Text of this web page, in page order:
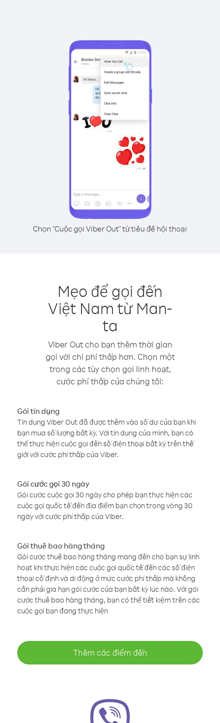
Chọn "Cuộc gọi Viber Out" từ tiêu đề hội thoại
Mẹo để gọi đến
Việt Nam từ Man-
ta
Viber Out cho bạn thêm thời gian
gọi với chi phí thấp hơn. Chọn một
trong các tùy chọn gọi linh hoạt,
cước phí thấp của chúng tôi:
Gói tín dụng
Tín dụng Viber Out đã được thêm vào số dư của bạn khi
bạn mua số lượng bất kỳ. Với tín dụng của mình, bạn có
thể thực hiện cuộc gọi đến số điện thoại bất kỳ trên thế
giới với cước phí thấp của Viber.
Gói cước gọi 30 ngày
Gói cước cuộc gọi 30 ngày cho phép bạn thực hiện các
cuộc gọi quốc tế đến địa điểm bạn chọn trong vòng 30
ngày với cước phí thấp của Viber.
Gói thuê bao hàng tháng
Gói cước thuê bao hàng tháng mang đến cho bạn sự linh
hoạt khi thực hiện các cuộc gọi quốc tế đến các số điện
thoại cố định và di động ở mức cước phí thấp mà không
cần phải gia hạn gói cước của bạn bất kỳ lúc nào. Với gói
cước thuê bao hàng tháng, bạn có thể tiết kiệm trên các
cuộc gọi bạn đang thực hiện
Thêm các điểm đến